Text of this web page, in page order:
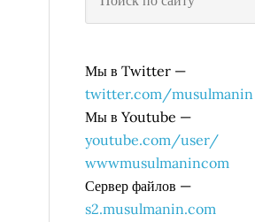
Мы в Twitter —
twitter.com/musulmanin
Мы в Youtube —
youtube.com/user/
wwwmusulmanincom
Сервер файлов —
s2.musulmanin.com